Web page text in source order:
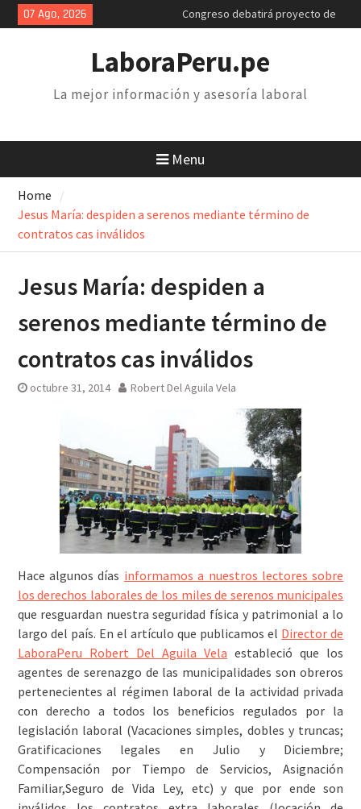
Skip
to
07 Ago, 2026
Congreso debatirá proyecto de
retiro AFP. Problema y solución
trabajadores anuncian paro y
huelga nacional
Retiro 25% AFP: el descuento
LaboraPeru.pe
La mejor información y asesoría laboral
Menu
Home
Jesus María: despiden a serenos mediante término de
contratos cas inválidos
Jesus María: despiden a
serenos mediante término de
contratos cas inválidos
octubre 31, 2014 Robert Del Aguila Vela
Hace algunos días informamos a nuestros lectores sobre
los derechos laborales de los miles de serenos municipales
que resguardan nuestra seguridad física y patrimonial a lo
largo del país. En el artículo que publicamos el Director de
LaboraPeru Robert Del Aguila Vela estableció que los
agentes de serenazgo de las municipalidades son obreros
pertenecientes al régimen laboral de la actividad privada
con derecho a todos los beneficios regulados por la
legislación laboral (Vacaciones simples, dobles y truncas;
Gratificaciones legales en Julio y Diciembre;
Compensación por Tiempo de Servicios, Asignación
Familiar,Seguro de Vida Ley, etc) y que por ende son